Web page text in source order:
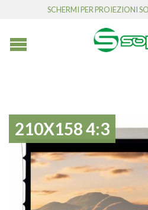
SCHERMI PER PROIEZIONI
210X158 4:3